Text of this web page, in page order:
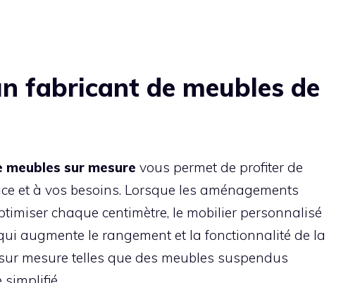
fabricant de meubles de
sur mesure vous permet de profiter de
et à vos besoins. Lorsque les aménagements
chaque centimètre, le mobilier personnalisé
augmente le rangement et la fonctionnalité de la
mesure telles que des meubles suspendus